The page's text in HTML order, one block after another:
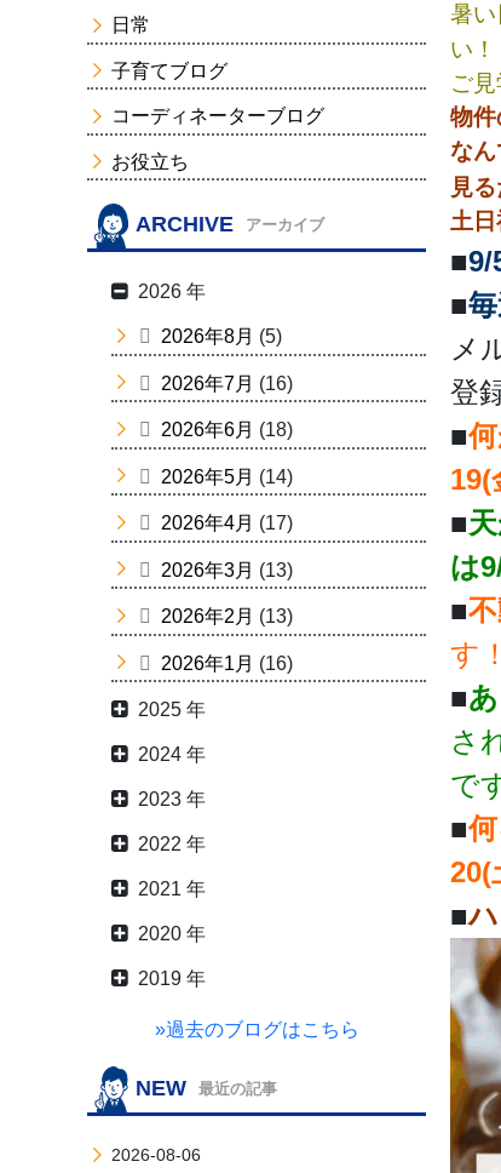
暑
い！
ご
物
な
見
土
■9/
■
メ
登
■
19(
■
は
■
す！
■
さ
で
■
20(
■
日常
子育てブログ
コーディネーターブログ
お役立ち
ARCHIVE アーカイブ
2026 年
2026年8月 (5)
2026年7月 (16)
2026年6月 (18)
2026年5月 (14)
2026年4月 (17)
2026年3月 (13)
2026年2月 (13)
2026年1月 (16)
2025 年
2024 年
2023 年
2022 年
2021 年
2020 年
2019 年
»過去のブログはこちら
NEW 最近の記事
2026-08-06